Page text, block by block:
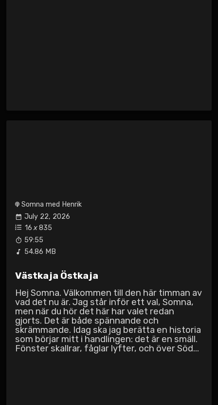
Somna med Henrik
July 22, 2026
16 x835
59:55
54.86 MB
Västkaja Östkaja
Hej Somna. Välkommen till den här timman av
vad det nu är. Jag står inför ett val, Somna,
men när du hör det här har valet redan
gjorts. Det är både spännande och
skrämmande. Idag ska jag berätta en historia
som börjar mitt i handlingen: det är en smäll.
Fönster skallrar, fåglar lyfter, och över Söd...